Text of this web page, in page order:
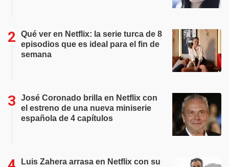
Qué ver en Netflix: la serie turca de 8
episodios que es ideal para el fin de
semana
José Coronado brilla en Netflix con
el estreno de una nueva miniserie
española de 4 capítulos
Luis Zahera arrasa en Netflix con su